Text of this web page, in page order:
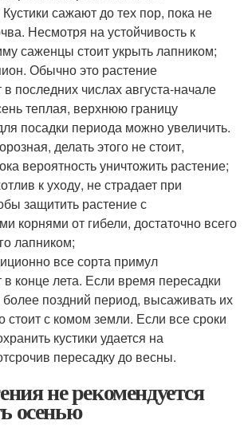
сажают до тех пор, пока не
Несмотря на устойчивость к
саженцы стоит укрыть лапником;
Обычно это растение
последних числах августа-начале
теплая, верхнюю границу
посадки периода можно увеличить.
делать этого не стоит,
вероятность уничтожить растение;
к уходу, не страдает при
защитить растение с
корнями от гибели, достаточно всего
лапником;
все сорта примул
конце лета. Если время пересадки
более поздний период, высаживать их
стоит с комом земли. Если все сроки
кустики удается на
пересадку до весны.
не рекомендуется
осенью